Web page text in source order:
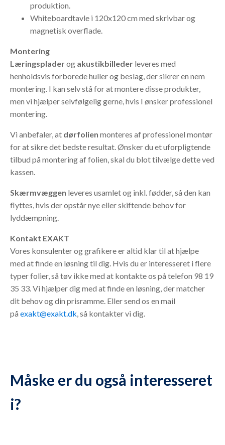
produktion.
Whiteboardtavle i 120x120 cm med skrivbar og
magnetisk overflade.
Montering
Læringspladerog akustikbilleder leveres med
henholdsvis forborede huller og beslag, der sikrer en nem
montering. I kan selv stå for at montere disse produkter,
men vi hjælper selvfølgelig gerne, hvis I ønsker professionel
montering.
Vi anbefaler, at dørfolien monteres af professionel montør
for at sikre det bedste resultat. Ønsker du et uforpligtende
tilbud på montering af folien, skal du blot tilvælge dette ved
kassen.
Skærmvæggen leveres usamlet og inkl. fødder, så den kan
flyttes, hvis der opstår nye eller skiftende behov for
lyddæmpning.
Kontakt EXAKT
Vores konsulenter og grafikere er altid klar til at hjælpe
med at finde en løsning til dig. Hvis du er interesseret i flere
typer folier, så tøv ikke med at kontakte os på telefon 98 19
35 33. Vi hjælper dig med at finde en løsning, der matcher
dit behov og din prisramme. Eller send os en mail
på exakt@exakt.dk, så kontakter vi dig.
Måske er du også interesseret
i?